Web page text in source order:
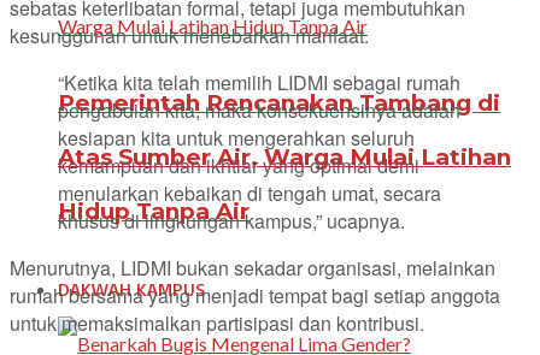
Pemerintah Rencanakan Tambang di
Atas Sumber Air, Warga Mulai Latihan
Hidup Tanpa Air
DAKWAH KAMPUS
sebatas keterlibatan formal, tetapi juga membutuhkan
kesungguhan untuk menebarkan manfaat.
“Ketika kita telah memilih LIDMI sebagai rumah
pengabdian kita, maka konsekuensinya adalah
kesiapan kita untuk mengerahkan seluruh
kemampuan dan ikhtiar yang optimal demi
menularkan kebaikan di tengah umat, secara
khusus di lingkungan kampus,” ucapnya.
Menurutnya, LIDMI bukan sekadar organisasi, melainkan
rumah bersama yang menjadi tempat bagi setiap anggota
untuk memaksimalkan partisipasi dan kontribusi.